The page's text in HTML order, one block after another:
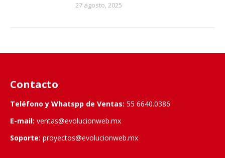
27 agosto, 2025
Contacto
Teléfono y Whatspp de Ventas: 55 6640.0386
E-mail: ventas@evolucionweb.mx
Soporte: proyectos@evolucionweb.mx